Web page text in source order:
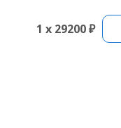
1 x 29200 ₽